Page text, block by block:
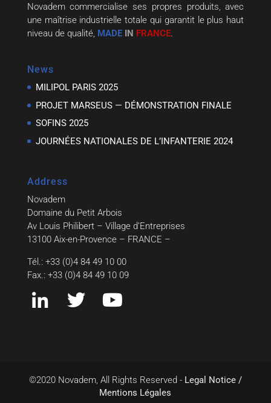
Novadem commercialise ses propres produits, avec
une maîtrise industrielle totale qui garantit le plus haut
niveau de qualité, MADEIN FRANCE.
News
MILIPOL PARIS 2025
PROJET MARSEUS — DÉMONSTRATION FINALE
SOFINS 2025
JOURNÉES NATIONALES DE L’INFANTERIE 2024
Address
Novadem
Domaine du Petit Arbois
Av Louis Philibert – Village d’Entreprises
13100 Aix-en-Provence – FRANCE –
Tél.: +33 (0)4 84 49 10 00
Fax.: +33 (0)4 84 49 10 09
©2020 Novadem, All Rights Reserved - Legal Notice /
Mentions Légales